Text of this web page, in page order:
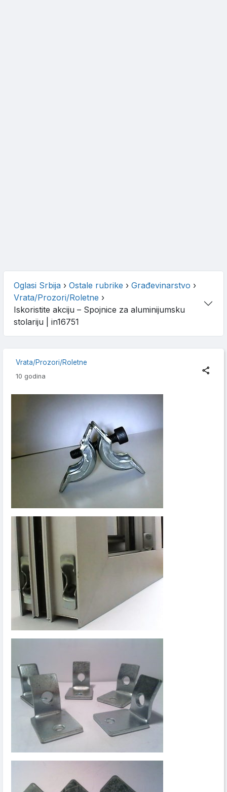
Oglasi Srbija › Ostale rubrike › Građevinarstvo ›
Vrata/Prozori/Roletne ›
Iskoristite akciju – Spojnice za aluminijumsku
stolariju | in16751
Vrata/Prozori/Roletne
10 godina